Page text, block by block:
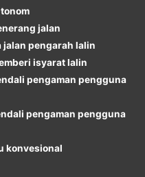
jalan
pengarah lalin
isyarat lalin
pengaman pengguna
pengaman pengguna
konvesional